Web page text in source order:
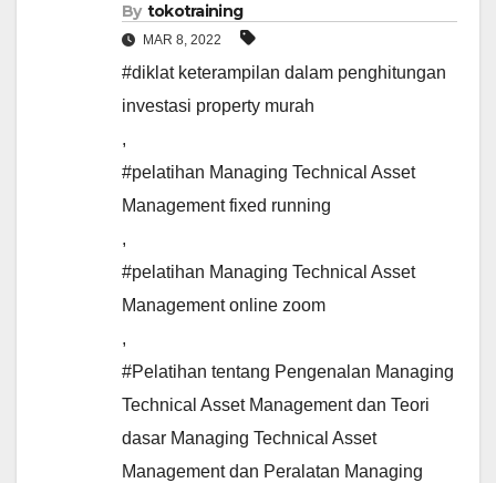
By tokotraining
MAR 8, 2022
#diklat keterampilan dalam penghitungan
investasi property murah
,
#pelatihan Managing Technical Asset
Management fixed running
,
#pelatihan Managing Technical Asset
Management online zoom
,
#Pelatihan tentang Pengenalan Managing
Technical Asset Management dan Teori
dasar Managing Technical Asset
Management dan Peralatan Managing